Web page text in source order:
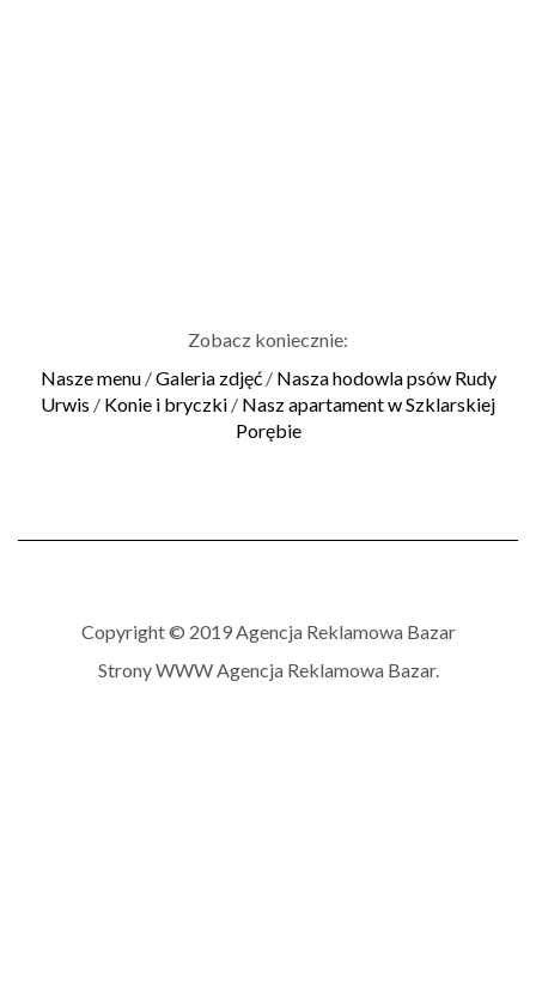
Zobacz koniecznie:
Nasze menu /Galeria zdjęć/ Nasza hodowla psów Rudy
Urwis / Konie i bryczki / Nasz apartament w Szklarskiej
Porębie
Copyright © 2019 Agencja Reklamowa Bazar
Strony WWWAgencja Reklamowa Bazar.